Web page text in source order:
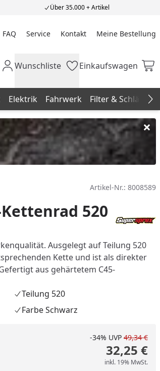
Über 35.000 + Artikel
FAQ Service Kontakt Meine Bestellung
Meine Bestellung
Wunschliste
Wunschliste Einkaufswagen
Einkaufswagen
Elektrik Fahrwerk Filter & Schläuche
Artikel-Nr.: 8008589
520
Ausgelegt auf Teilung 520
Kette und ist als direkter
aus gehärtetem C45-
Teilung 520
Farbe Schwarz
eingeben
um eins erhöhen
-34% UVP 49,34 €
32,25 €
inkl. 19% MwSt.